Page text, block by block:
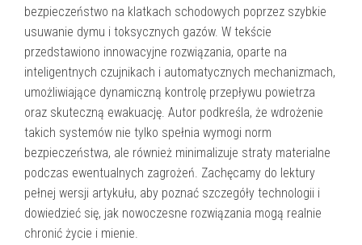
bezpieczeństwo na klatkach schodowych poprzez szybkie
usuwanie dymu i toksycznych gazów. W tekście
przedstawiono innowacyjne rozwiązania, oparte na
inteligentnych czujnikach i automatycznych mechanizmach,
umożliwiające dynamiczną kontrolę przepływu powietrza
oraz skuteczną ewakuację. Autor podkreśla, że wdrożenie
takich systemów nie tylko spełnia wymogi norm
bezpieczeństwa, ale również minimalizuje straty materialne
podczas ewentualnych zagrożeń. Zachęcamy do lektury
pełnej wersji artykułu, aby poznać szczegóły technologii i
dowiedzieć się, jak nowoczesne rozwiązania mogą realnie
chronić życie i mienie.